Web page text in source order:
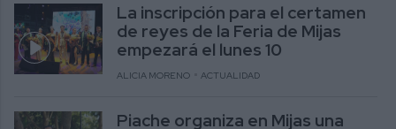
La inscripción para el certamen
de reyes de la Feria de Mijas
empezará el lunes 10
ALICIA MORENO ACTUALIDAD
Piache organiza en Mijas una